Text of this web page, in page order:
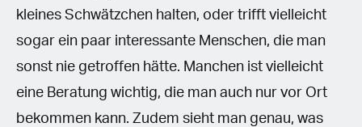
kleines Schwätzchen halten, oder trifft vielleicht
sogar ein paar interessante Menschen, die man
sonst nie getroffen hätte. Manchen ist vielleicht
eine Beratung wichtig, die man auch nur vor Ort
bekommen kann. Zudem sieht man genau, was